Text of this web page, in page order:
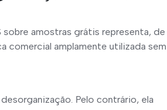
sobre amostras grátis representa, de
comercial amplamente utilizada sem
Pelo contrário, ela